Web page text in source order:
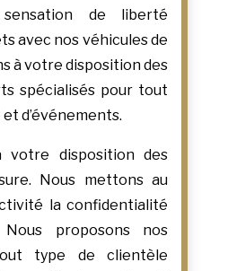
sensation de liberté
avec nos véhicules de
à votre disposition des
spécialisés pour tout
d’événements.
votre disposition des
Nous mettons au
la confidentialité
proposons nos
type de clientèle